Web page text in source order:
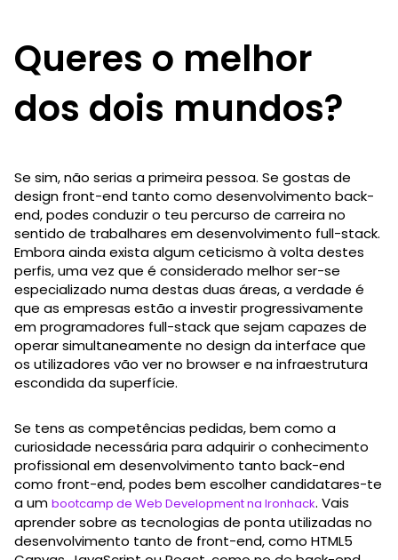
Queres o melhor
dos dois mundos?
Se sim, não serias a primeira pessoa. Se gostas de
design front-end tanto como desenvolvimento back-
end, podes conduzir o teu percurso de carreira no
sentido de trabalhares em desenvolvimento full-stack.
Embora ainda exista algum ceticismo à volta destes
perfis, uma vez que é considerado melhor ser-se
especializado numa destas duas áreas, a verdade é
que as empresas estão a investir progressivamente
em programadores full-stack que sejam capazes de
operar simultaneamente no design da interface que
os utilizadores vão ver no browser e na infraestrutura
escondida da superfície.
Se tens as competências pedidas, bem como a
curiosidade necessária para adquirir o conhecimento
profissional em desenvolvimento tanto back-end
como front-end, podes bem escolher candidatares-te
a um bootcamp de Web Development na Ironhack. Vais
aprender sobre as tecnologias de ponta utilizadas no
desenvolvimento tanto de front-end, como HTML5